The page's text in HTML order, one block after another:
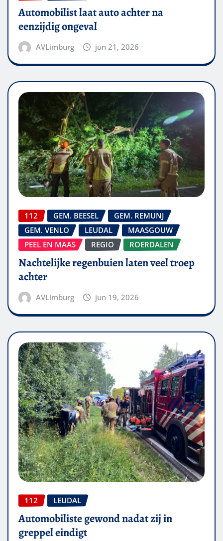
Automobilist laat auto achter na
eenzijdig ongeval
AVLimburg jun 21, 2026
112 GEM. BEESEL
GEM. REMUNJ
GEM. VENLO
LEUDAL
MAASGOUW
PEEL EN MAAS
REGIO ROERDALEN
Nachtelijke regenbuien laten veel troep
achter
AVLimburg jun 19, 2026
112 LEUDAL
Automobiliste gewond nadat zij in
greppel eindigt